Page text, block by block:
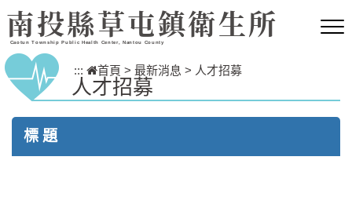
跳到主要內容區塊
南投縣草屯鎮衛生所
Caotun Township Public Health Center, Nantou County
::: 首頁 > 最新消息 > 人才招募
人才招募
標 題